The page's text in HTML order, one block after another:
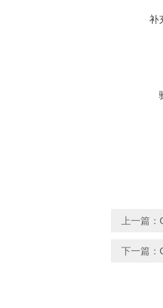
补
上一篇：
下一篇：